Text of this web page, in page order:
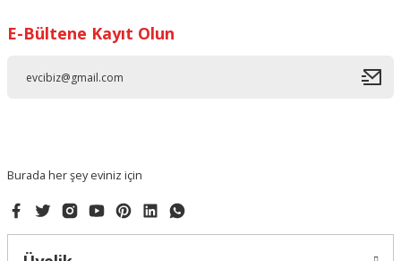
Ürün resmi kalitesiz, bozuk veya görüntülenemiyor.
E-Bültene Kayıt Olun
Burada her şey eviniz için